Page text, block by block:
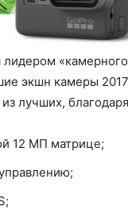
лидером
экшн камеры
лучших,
12 МП матрице;